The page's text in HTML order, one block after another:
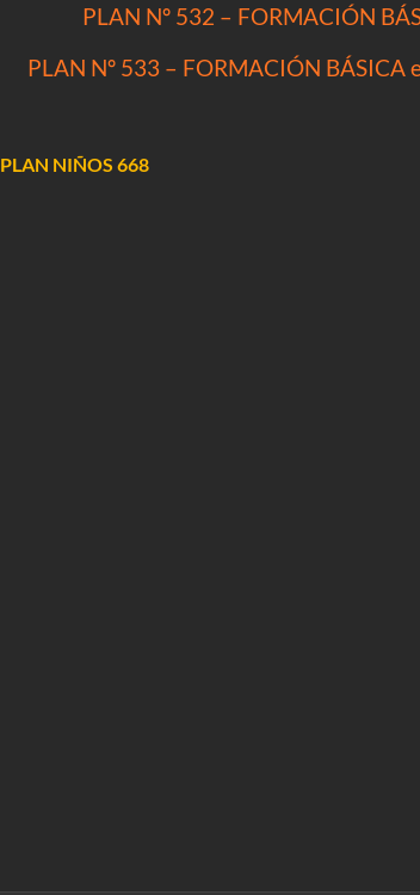
PLAN Nº 532 – FORMACIÓN
PLAN Nº 533 – FORMACIÓN BÁSICA
PLAN NIÑOS 668